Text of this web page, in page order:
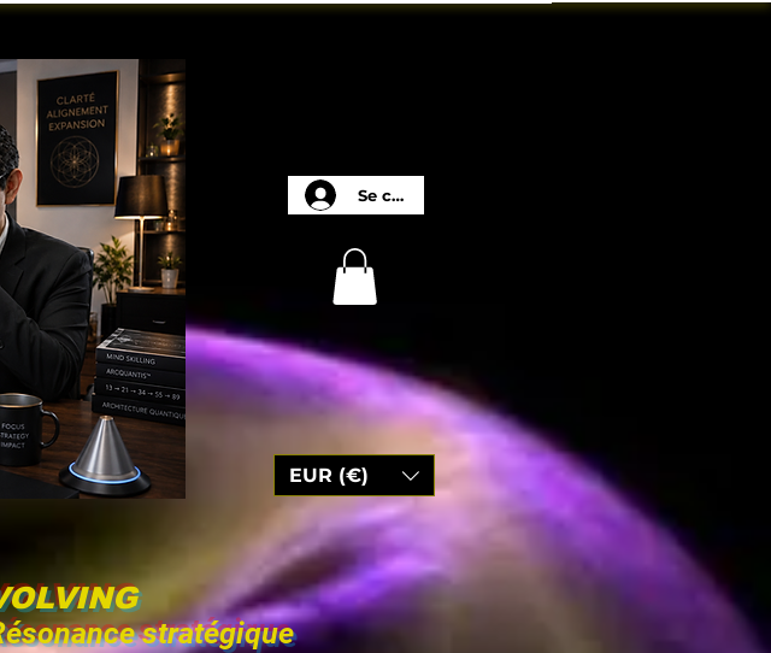
Se connecter
EUR (€)
stratégique